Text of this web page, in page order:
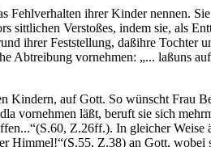
ihrer Kinder nennen.
Verstoßes, indem sie, als
ihrer Feststellung, daßihre Tochter
Abtreibung vornehmen: „... laßuns
auf Gott. So wünscht Frau
vornehmen läßt, beruft sie sich
Z.26ff.). In gleicher
Himmel!“(S.55, Z.38) an Gott,